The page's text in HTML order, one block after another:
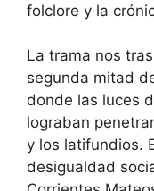
folclore y la
La trama nos
segunda mitad
donde las luces
lograban
y los latifundios.
desigualdad